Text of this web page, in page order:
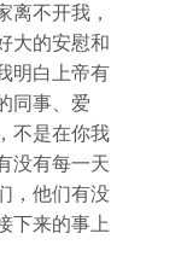
离不开我，
大的安慰和
明白上帝有
同事、爱
不是在你我
没有每一天
，他们有没
下来的事上